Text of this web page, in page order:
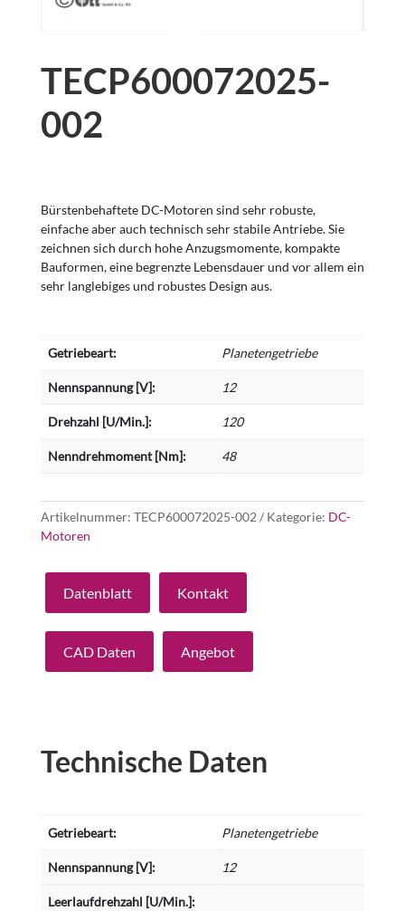
TECP600072025-
002
Bürstenbehaftete DC-Motoren sind sehr robuste,
einfache aber auch technisch sehr stabile Antriebe. Sie
zeichnen sich durch hohe Anzugsmomente, kompakte
Bauformen, eine begrenzte Lebensdauer und vor allem ein
sehr langlebiges und robustes Design aus.
Getriebeart: Planetengetriebe
Nennspannung [V]: 12
Drehzahl [U/Min.]: 120
Nenndrehmoment [Nm]: 48
Artikelnummer: TECP600072025-002 Kategorie: DC-
Motoren
Datenblatt Kontakt
CAD Daten Angebot
Technische Daten
Getriebeart: Planetengetriebe
Nennspannung [V]: 12
Leerlaufdrehzahl [U/Min.]: